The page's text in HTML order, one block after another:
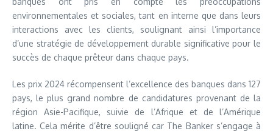
environnementales et sociales, tant en interne que dans leurs
interactions avec les clients, soulignant ainsi l’importance
d’une stratégie de développement durable significative pour le
succès de chaque prêteur dans chaque pays.
Les prix 2024 récompensent l’excellence des banques dans 127
pays, le plus grand nombre de candidatures provenant de la
région Asie-Pacifique, suivie de l’Afrique et de l’Amérique
latine. Cela mérite d’être souligné car The Banker s’engage à